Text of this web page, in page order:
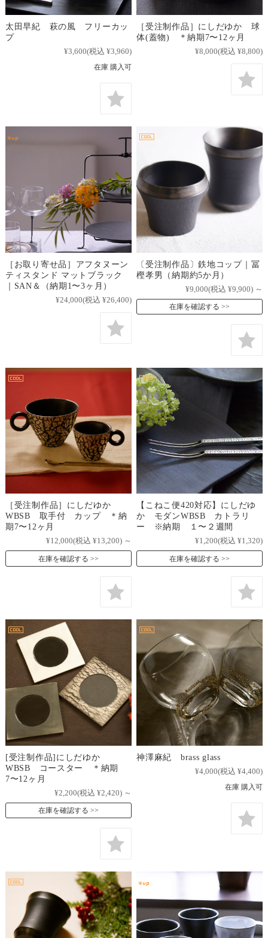
太田早紀 萩の風 フリーカッ
プ
¥3,600(税込 ¥3,960)
在庫 購入可
［受注制作品］にしだゆか 球
体(蓋物) ＊納期7〜12ヶ月
¥8,000(税込 ¥8,800)
［お取り寄せ品］アフタヌーン
ティスタンド マットブラック
｜SAN＆（納期1〜3ヶ月）
¥24,000(税込 ¥26,400)
〔受注制作品〕鉄地コップ｜冨
樫孝男（納期約5か月）
¥9,000(税込 ¥9,900) ～
在庫を確認する
［受注制作品］にしだゆか
WBSB 取手付 カップ ＊納
期7〜12ヶ月
¥12,000(税込 ¥13,200) ～
在庫を確認する
【こねこ便420対応】にしだゆ
か モダンWBSB カトラリ
ー ※納期 １〜２週間
¥1,200(税込 ¥1,320)
在庫を確認する
[受注制作品]にしだゆか
WBSB コースター ＊納期
7〜12ヶ月
¥2,200(税込 ¥2,420) ～
在庫を確認する
神澤麻紀 brass glass
¥4,000(税込 ¥4,400)
在庫 購入可